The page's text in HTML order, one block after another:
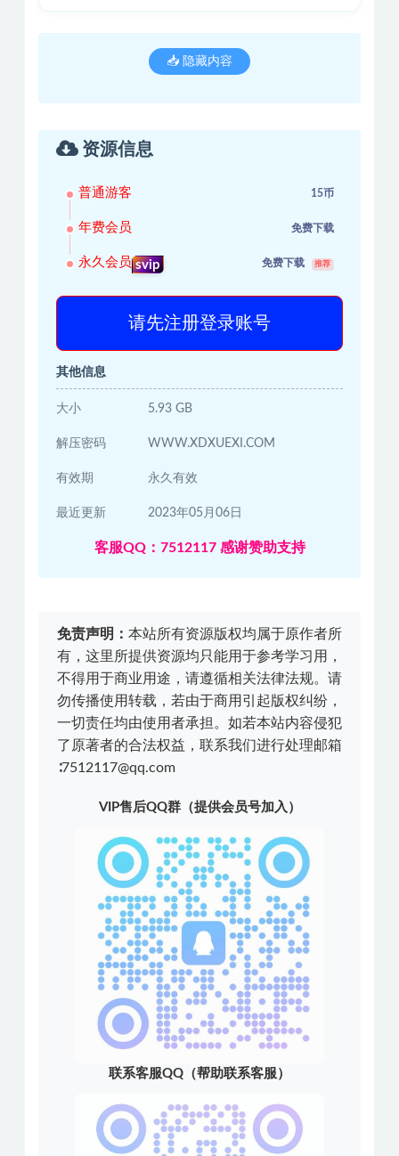
📥 隐藏内容
资源信息
普通游客 15币
年费会员 免费下载
永久会员 svip 免费下载 推荐
请先注册登录账号
其他信息
大小 5.93 GB
解压密码 WWW.XDXUEXI.COM
有效期 永久有效
最近更新 2023年05月06日
客服QQ：7512117 感谢赞助支持
免责声明： 本站所有资源版权均属于原作者所
有，这里所提供资源均只能用于参考学习用，
不得用于商业用途，请遵循相关法律法规。请
勿传播使用转载，若由于商用引起版权纠纷，
一切责任均由使用者承担。如若本站内容侵犯
了原著者的合法权益，联系我们进行处理邮箱
∶7512117@qq.com
VIP售后QQ群（提供会员号加入）
联系客服QQ（帮助联系客服）